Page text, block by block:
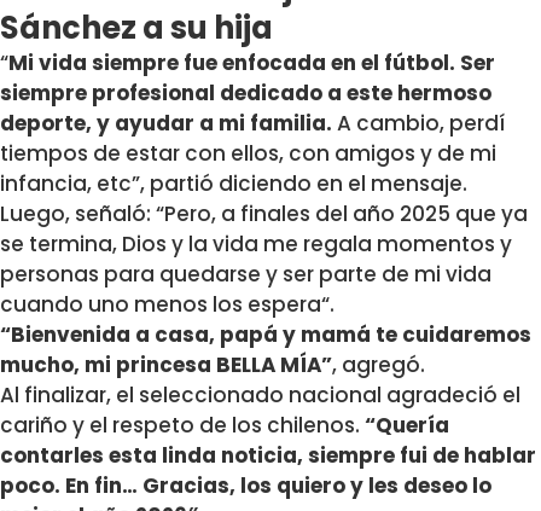
Sánchez a su hija
“Mi vida siempre fue enfocada en el fútbol. Ser
siempre profesional dedicado a este hermoso
deporte, y ayudar a mi familia. A cambio, perdí
tiempos de estar con ellos, con amigos y de mi
infancia, etc”, partió diciendo en el mensaje.
Luego, señaló: “Pero, a finales del año 2025 que ya
se termina, Dios y la vida me regala momentos y
personas para quedarse y ser parte de mi vida
cuando uno menos los espera“.
“Bienvenida a casa, papá y mamá te cuidaremos
mucho, mi princesa BELLA MÍA”, agregó.
Al finalizar, el seleccionado nacional agradeció el
cariño y el respeto de los chilenos. “Quería
contarles esta linda noticia, siempre fui de hablar
poco. En fin… Gracias, los quiero y les deseo lo